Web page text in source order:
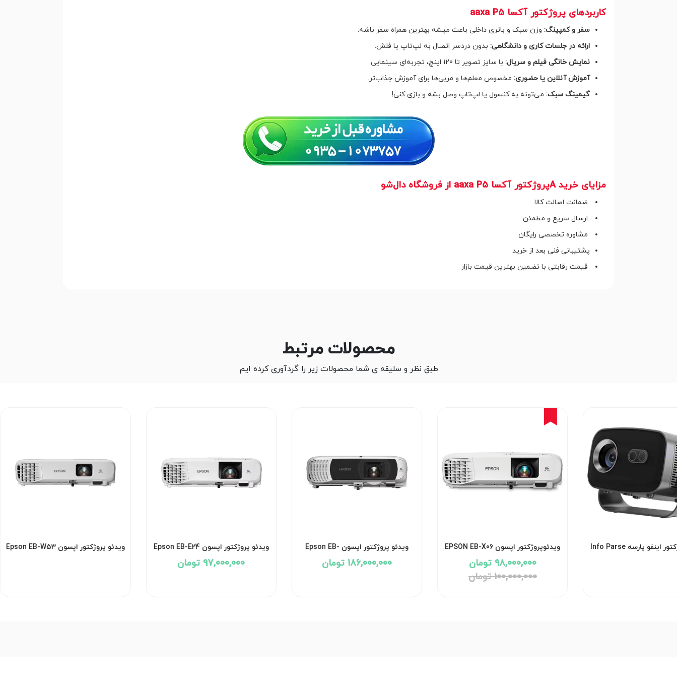
کاربردهای پروژکتور آکسا aaxa P5
سفر و کمپینگ: وزن سبک و باتری داخلی باعث میشه بهترین همراه سفر باشه.
ارائه در جلسات کاری و دانشگاهی: بدون دردسر اتصال به لپ‌تاپ یا فلش.
نمایش خانگی فیلم و سریال: با سایز تصویر تا 120 اینچ، تجربه‌ای سینمایی.
آموزش آنلاین یا حضوری: مخصوص معلم‌ها و مربی‌ها برای آموزش جذاب‌تر.
گیمینگ سبک: می‌تونه به کنسول یا لپ‌تاپ وصل بشه و بازی کنی!
مزایای خرید Aپروژکتور آکسا aaxa P5 از فروشگاه دال‌شو
ضمانت اصالت کالا
ارسال سریع و مطمئن
مشاوره تخصصی رایگان
پشتیبانی فنی بعد از خرید
قیمت رقابتی با تضمین بهترین قیمت بازار
محصولات مرتبط
طبق نظر و سلیقه ی شما محصولات زیر را گردآوری کرده ایم
ویدئوپروژکتور اینفو پارسه Info Parse
ویدئوپروژکتور اپسون EPSON EB-X06
98,000,000 تومان
100,000,000 تومان
ویدئو پروژکتور اپسون Epson EB-
FH54
186,000,000 تومان
ویدئو پروژکتور اپسون Epson EB-E24
97,000,000 تومان
ویدئو پروژکتور اپسون Epson EB-W53